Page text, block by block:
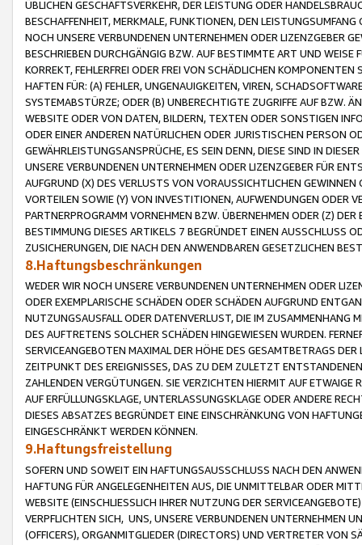
ÜBLICHEN GESCHÄFTSVERKEHR, DER LEISTUNG ODER
BESCHAFFENHEIT, MERKMALE, FUNKTIONEN, DEN
NOCH UNSERE VERBUNDENEN UNTERNEHMEN ODER LIZENZGEBER
BESCHRIEBEN DURCHGÄNGIG BZW. AUF BESTIMMTE ART UND
KORREKT, FEHLERFREI ODER FREI VON SCHÄDLICHEN
HAFTEN FÜR: (A) FEHLER, UNGENAUIGKEITEN, VIREN,
SYSTEMABSTÜRZE; ODER (B) UNBERECHTIGTE ZUGRIFFE AUF BZW.
WEBSITE ODER VON DATEN, BILDERN, TEXTEN ODER SONSTIGEN
ODER EINER ANDEREN NATÜRLICHEN ODER JURISTISCHEN PERSON
GEWÄHRLEISTUNGSANSPRÜCHE, ES SEIN DENN, DIESE SIND IN
UNSERE VERBUNDENEN UNTERNEHMEN ODER LIZENZGEBER FÜR
AUFGRUND (X) DES VERLUSTS VON VORAUSSICHTLICHEN
VORTEILEN SOWIE (Y) VON INVESTITIONEN, AUFWENDUNGEN ODER
PARTNERPROGRAMM VORNEHMEN BZW. ÜBERNEHMEN ODER (Z)
BESTIMMUNG DIESES ARTIKELS 7 BEGRÜNDET EINEN AUSSCHLUSS
ZUSICHERUNGEN, DIE NACH DEN ANWENDBAREN GESETZLICHEN
8.Haftungsbeschränkungen
WEDER WIR NOCH UNSERE VERBUNDENEN UNTERNEHMEN ODER
ODER EXEMPLARISCHE SCHÄDEN ODER SCHÄDEN AUFGRUND
NUTZUNGSAUSFALL ODER DATENVERLUST, DIE IM ZUSAMMENHANG
DES AUFTRETENS SOLCHER SCHÄDEN HINGEWIESEN WURDEN.
SERVICEANGEBOTEN MAXIMAL DER HÖHE DES GESAMTBETRAGS
ZEITPUNKT DES EREIGNISSES, DAS ZU DEM ZULETZT
ZAHLENDEN VERGÜTUNGEN. SIE VERZICHTEN HIERMIT AUF
AUF ERFÜLLUNGSKLAGE, UNTERLASSUNGSKLAGE ODER ANDERE
DIESES ABSATZES BEGRÜNDET EINE EINSCHRÄNKUNG VON
EINGESCHRÄNKT WERDEN KÖNNEN.
9.Haftungsfreistellung
SOFERN UND SOWEIT EIN HAFTUNGSAUSSCHLUSS NACH DEN
HAFTUNG FÜR ANGELEGENHEITEN AUS, DIE UNMITTELBAR ODER
WEBSITE (EINSCHLIESSLICH IHRER NUTZUNG DER
VERPFLICHTEN SICH, UNS, UNSERE VERBUNDENEN UNTERNEHMEN
(OFFICERS), ORGANMITGLIEDER (DIRECTORS) UND VERTRETER VON